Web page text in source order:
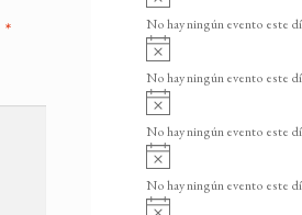
*
o
v
i
o
No hay ningún evento este
A
v
i
o
No hay ningún evento este
v
i
o
No hay ningún evento este
v
i
No hay ningún evento este